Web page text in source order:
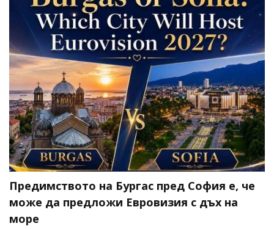
Предимството на Бургас пред София е, че
може да предложи Евровизия с дъх на
море